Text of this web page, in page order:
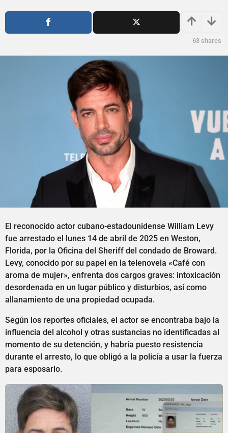
a
a
63 shares
El reconocido actor cubano-estadounidense William Levy
fue arrestado el lunes 14 de abril de 2025 en Weston,
Florida, por la Oficina del Sheriff del condado de Broward.
Levy, conocido por su papel en la telenovela «Café con
aroma de mujer», enfrenta dos cargos graves: intoxicación
desordenada en un lugar público y disturbios, así como
allanamiento de una propiedad ocupada.
Según los reportes oficiales, el actor se encontraba bajo la
influencia del alcohol y otras sustancias no identificadas al
momento de su detención, y habría puesto resistencia
durante el arresto, lo que obligó a la policía a usar la fuerza
para esposarlo.